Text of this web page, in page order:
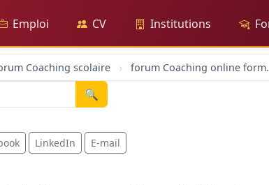
Emploi CV Institutions
Coaching scolaire forum
🔍
LinkedIn E-mail